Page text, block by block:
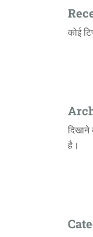
कोई
दिखाने
है।